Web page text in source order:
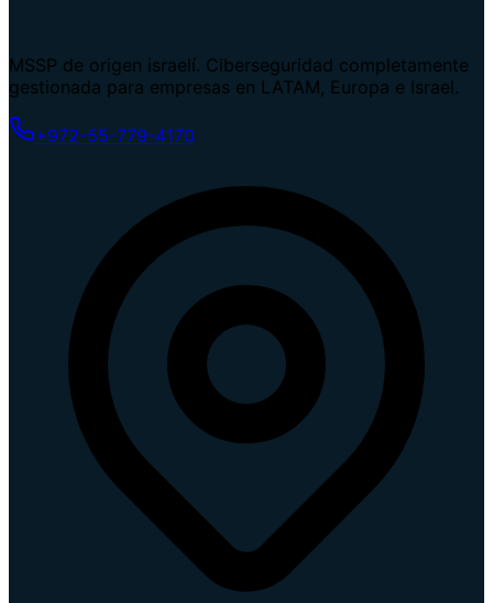
MSSP de origen israelí. Ciberseguridad completamente
gestionada para empresas en LATAM, Europa e Israel.
+972-55-779-4170